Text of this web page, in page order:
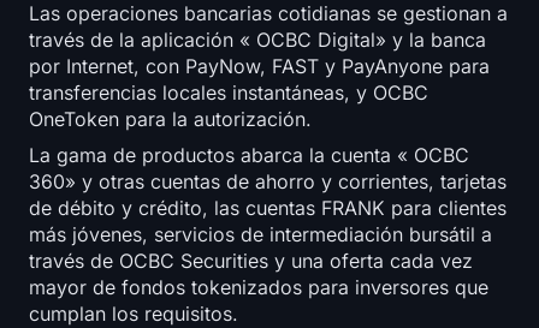
Las operaciones bancarias cotidianas se gestionan a
través de la aplicación « OCBC Digital» y la banca
por Internet, con PayNow, FAST y PayAnyone para
transferencias locales instantáneas, y OCBC
OneToken para la autorización.
La gama de productos abarca la cuenta « OCBC
360» y otras cuentas de ahorro y corrientes, tarjetas
de débito y crédito, las cuentas FRANK para clientes
más jóvenes, servicios de intermediación bursátil a
través de OCBC Securities y una oferta cada vez
mayor de fondos tokenizados para inversores que
cumplan los requisitos.